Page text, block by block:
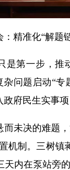
准化“解题链
第一步，推动
杂问题启动“
政府民生实事
决的难题，
机制。三树镇
天内在泵站旁